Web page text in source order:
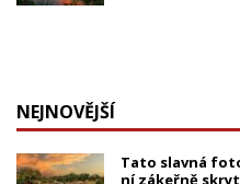
NEJNOVĚJŠÍ
Tato slavná
ní zákeřně